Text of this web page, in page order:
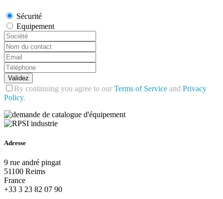
Sécurité
Equipement
Validez
By continuing you agree to our Terms of Service and Privacy
Policy.
Adresse
9 rue andré pingat
51100 Reims
France
+33 3 23 82 07 90